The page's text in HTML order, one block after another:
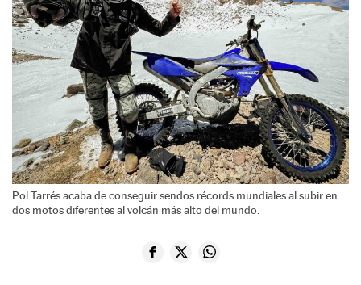
Pol Tarrés acaba de conseguir sendos récords mundiales al subir en
dos motos diferentes al volcán más alto del mundo.